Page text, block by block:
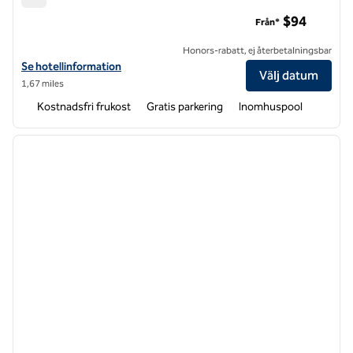
Visa hotelldetaljer för Hampton Inn Asheville-Tunnel Rd.
Se hotellinformation
1,67 miles
Från* $94
Honors-rabatt, ej återbetalningsbar
Välj datum
Kostnadsfri frukost Gratis parkering Inomhuspool
1 av 12
nästa